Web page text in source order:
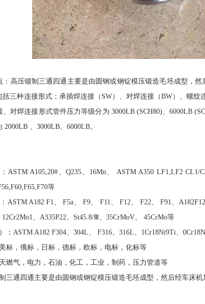
：高压锻制三通四通主要是由圆钢或钢锭模压锻造毛坯成型，
三种连接形式：承插焊连接（SW）、对焊连接（BW）、螺纹
对焊连接形式管件压力等级分为 3000LB (SCH80)、6000LB
、3000LB、6000LB。
ASTM A105,20#、Q235、16Mn、 ASTM A350 LF1,LF2 CL1/
等
ASTM A182 F1、 F5a、 F9、 F11、 F12、 F22、 F91、
、A335P22、St45.8/Ⅲ、35CrMoV、 45CrMo等
：ASTM A182 F304、304L、 F316、316L、1Cr18Ni9Ti、
标，俄标，日标，德标，欧标，电标，化标等
燃气，电力，石油，化工，工业，制药，压力管道等
三通四通主要是由圆钢或钢锭模压锻造毛坯成型，然后经车床机